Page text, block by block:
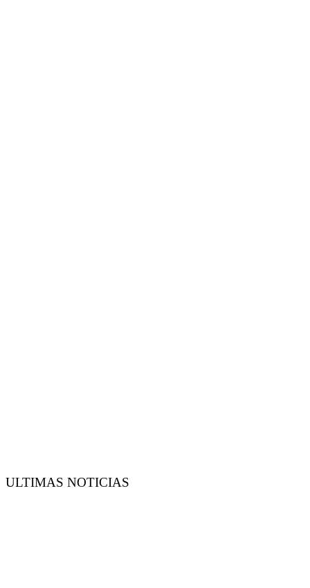
ULTIMAS NOTICIAS